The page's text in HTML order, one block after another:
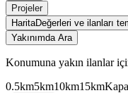
Projeler
HaritaDeğerleri ve ilanları
Yakınımda Ara
Konumuna yakın ilanlar
0.5km5km10km15km